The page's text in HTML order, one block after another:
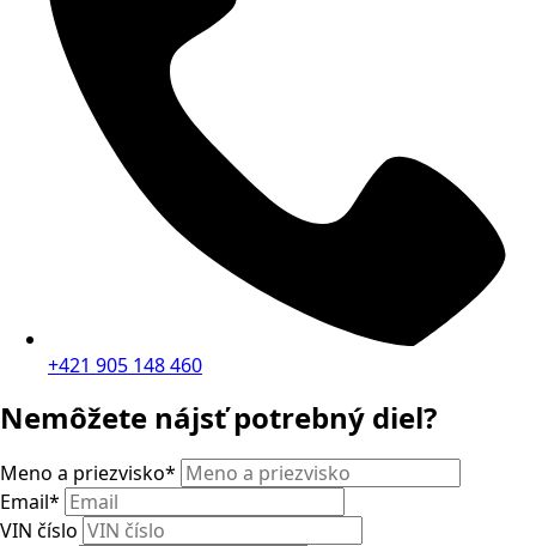
+421 905 148 460
Nemôžete nájsť potrebný diel?
Meno a priezvisko*
Email*
VIN číslo